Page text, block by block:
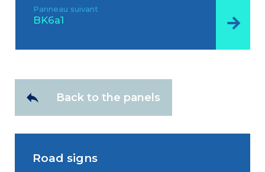
Panneau suivant
BK6a1
Back to the panels
Road signs